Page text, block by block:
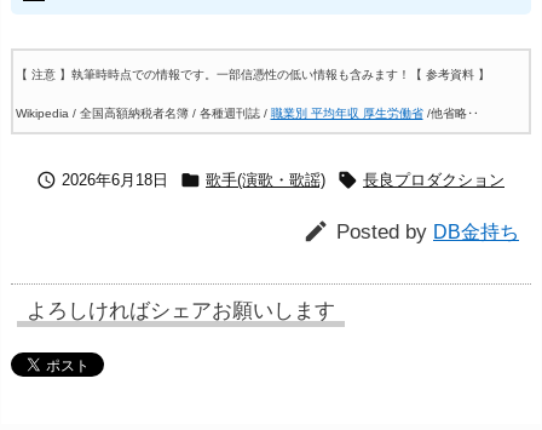
【 注意 】執筆時時点での情報です。一部信憑性の低い情報も含みます！ 【 参考資料 】
Wikipedia / 全国高額納税者名簿 / 各種週刊誌 / 職業別 平均年収 厚生労働省/他省略‥
 2026年6月18日  歌手(演歌・歌謡)  長良プロダクション
 Posted by DB金持ち
よろしければシェアお願いします